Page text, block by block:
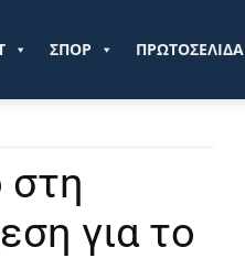
ΣΠΟΡ ΠΡΩΤΟΣΕΛΙΔΑ
στη
για το